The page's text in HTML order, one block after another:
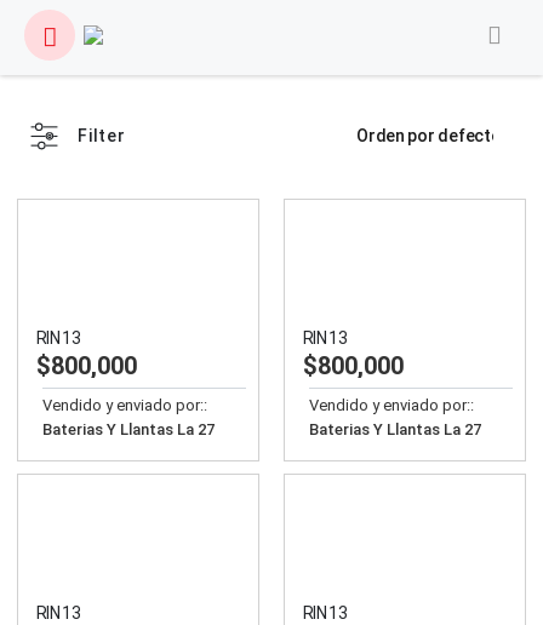
Filter
RIN 13
$800,000
Vendido y enviado por::
Baterias Y Llantas La 27
RIN 13
$800,000
Vendido y enviado por::
Baterias Y Llantas La 27
RIN 13 RIN 13